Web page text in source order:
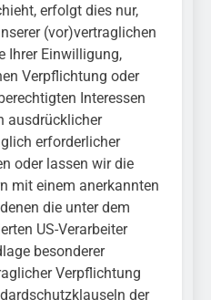
erfolgt dies nur,
(vor)vertraglichen
Ihrer Einwilligung,
Verpflichtung oder
Interessen
ausdrücklicher
erforderlicher
oder lassen wir die
mit einem anerkannten
die unter dem
US-Verarbeiter
besonderer
Verpflichtung
der